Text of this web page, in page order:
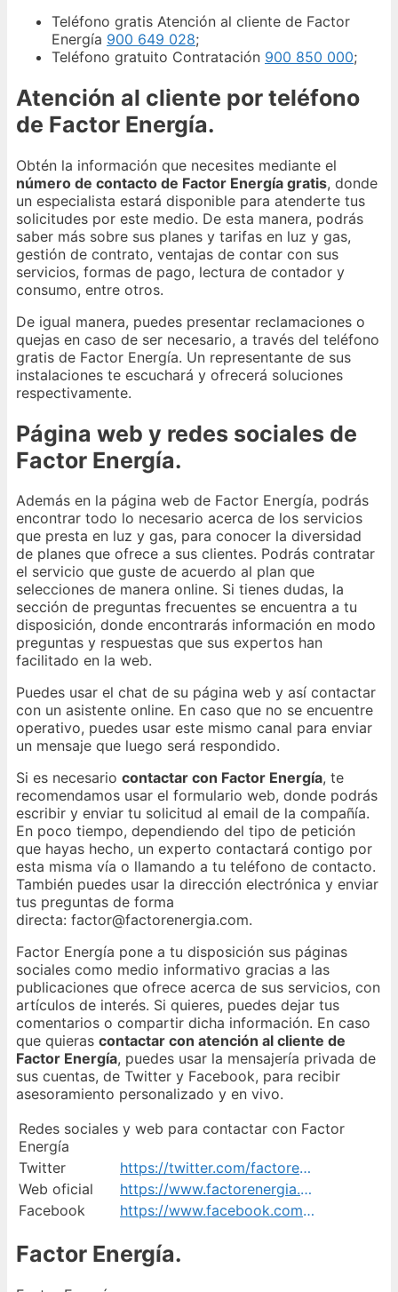
Teléfono gratis Atención al cliente de Factor
Energía 900 649 028;
Teléfono gratuito Contratación 900 850 000;
Atención al cliente por teléfono
de Factor Energía.
Obtén la información que necesites mediante el
número de contacto de Factor Energía gratis, donde
un especialista estará disponible para atenderte tus
solicitudes por este medio. De esta manera, podrás
saber más sobre sus planes y tarifas en luz y gas,
gestión de contrato, ventajas de contar con sus
servicios, formas de pago, lectura de contador y
consumo, entre otros.
De igual manera, puedes presentar reclamaciones o
quejas en caso de ser necesario, a través del teléfono
gratis de Factor Energía. Un representante de sus
instalaciones te escuchará y ofrecerá soluciones
respectivamente.
Página web y redes sociales de
Factor Energía.
Además en la página web de Factor Energía, podrás
encontrar todo lo necesario acerca de los servicios
que presta en luz y gas, para conocer la diversidad
de planes que ofrece a sus clientes. Podrás contratar
el servicio que guste de acuerdo al plan que
selecciones de manera online. Si tienes dudas, la
sección de preguntas frecuentes se encuentra a tu
disposición, donde encontrarás información en modo
preguntas y respuestas que sus expertos han
facilitado en la web.
Puedes usar el chat de su página web y así contactar
con un asistente online. En caso que no se encuentre
operativo, puedes usar este mismo canal para enviar
un mensaje que luego será respondido.
Si es necesario contactar con Factor Energía, te
recomendamos usar el formulario web, donde podrás
escribir y enviar tu solicitud al email de la compañía.
En poco tiempo, dependiendo del tipo de petición
que hayas hecho, un experto contactará contigo por
esta misma vía o llamando a tu teléfono de contacto.
También puedes usar la dirección electrónica y enviar
tus preguntas de forma
directa: factor@factorenergia.com.
Factor Energía pone a tu disposición sus páginas
sociales como medio informativo gracias a las
publicaciones que ofrece acerca de sus servicios, con
artículos de interés. Si quieres, puedes dejar tus
comentarios o compartir dicha información. En caso
que quieras contactar con atención al cliente de
Factor Energía, puedes usar la mensajería privada de
sus cuentas, de Twitter y Facebook, para recibir
asesoramiento personalizado y en vivo.
Redes sociales y web para contactar con Factor
Energía
Twitter
https://twitter.com/factorenergia
Web oficial
https://www.factorenergia.com/es/hogares/contacto/
Facebook
https://www.facebook.com/factorenergiacom
Factor Energía.